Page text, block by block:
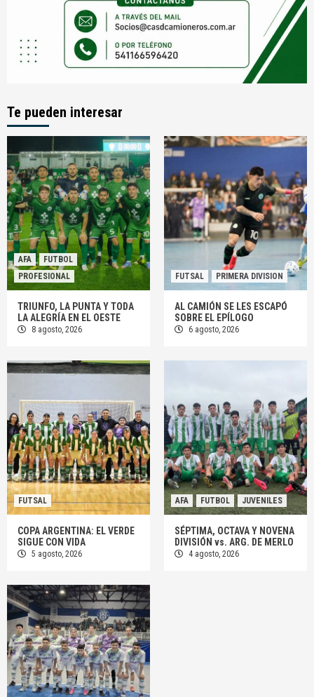
Te pueden interesar
AFA
FUTBOL
PROFESIONAL
TRIUNFO, LA PUNTA Y TODA
LA ALEGRÍA EN EL OESTE
8 agosto, 2026
FUTSAL PRIMERA DIVISION
AL CAMIÓN SE LES ESCAPÓ
SOBRE EL EPÍLOGO
6 agosto, 2026
FUTSAL
COPA ARGENTINA: EL VERDE
SIGUE CON VIDA
5 agosto, 2026
AFA FUTBOL JUVENILES
SÉPTIMA, OCTAVA Y NOVENA
DIVISIÓN vs. ARG. DE MERLO
4 agosto, 2026